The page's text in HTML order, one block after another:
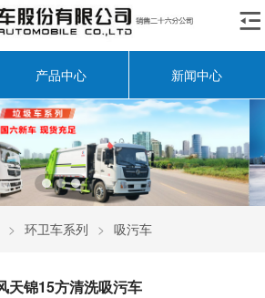

产品中心 新闻中心
> 环卫车系列 > 吸污车
天锦15方清洗吸污车